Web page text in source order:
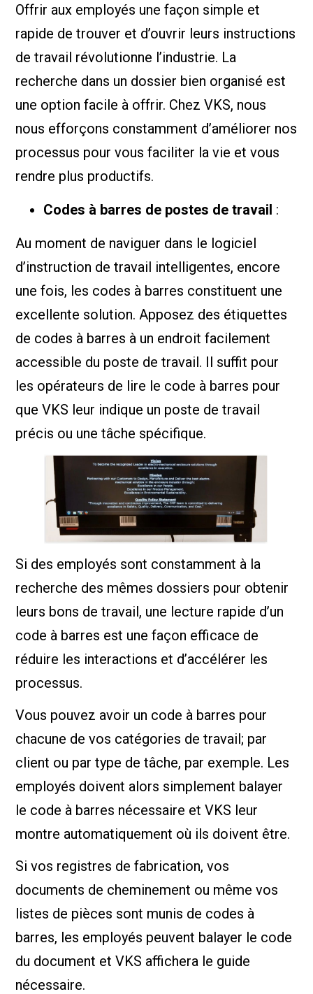
Offrir aux employés une façon simple et
rapide de trouver et d’ouvrir leurs instructions
de travail révolutionne l’industrie. La
recherche dans un dossier bien organisé est
une option facile à offrir. Chez VKS, nous
nous efforçons constamment d’améliorer nos
processus pour vous faciliter la vie et vous
rendre plus productifs.
Codes à barres de postes de travail :
Au moment de naviguer dans le logiciel
d’instruction de travail intelligentes, encore
une fois, les codes à barres constituent une
excellente solution. Apposez des étiquettes
de codes à barres à un endroit facilement
accessible du poste de travail. Il suffit pour
les opérateurs de lire le code à barres pour
que VKS leur indique un poste de travail
précis ou une tâche spécifique.
Si des employés sont constamment à la
recherche des mêmes dossiers pour obtenir
leurs bons de travail, une lecture rapide d’un
code à barres est une façon efficace de
réduire les interactions et d’accélérer les
processus.
Vous pouvez avoir un code à barres pour
chacune de vos catégories de travail; par
client ou par type de tâche, par exemple. Les
employés doivent alors simplement balayer
le code à barres nécessaire et VKS leur
montre automatiquement où ils doivent être.
Si vos registres de fabrication, vos
documents de cheminement ou même vos
listes de pièces sont munis de codes à
barres, les employés peuvent balayer le code
du document et VKS affichera le guide
nécessaire.